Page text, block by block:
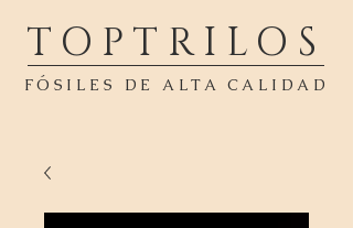
TOPTRILOS
FÓSILES DE ALTA CALIDAD